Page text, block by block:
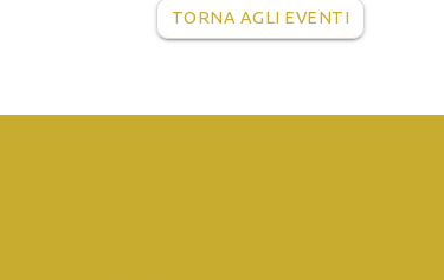
TORNA AGLI EVENTI